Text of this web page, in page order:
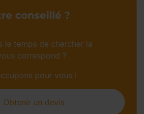
conseillé ?
le temps de chercher la
correspond ?
pour vous !
Obtenir un devis